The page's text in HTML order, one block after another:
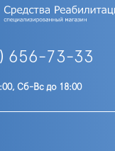
656-73-33
Сб-Вс до 18:00